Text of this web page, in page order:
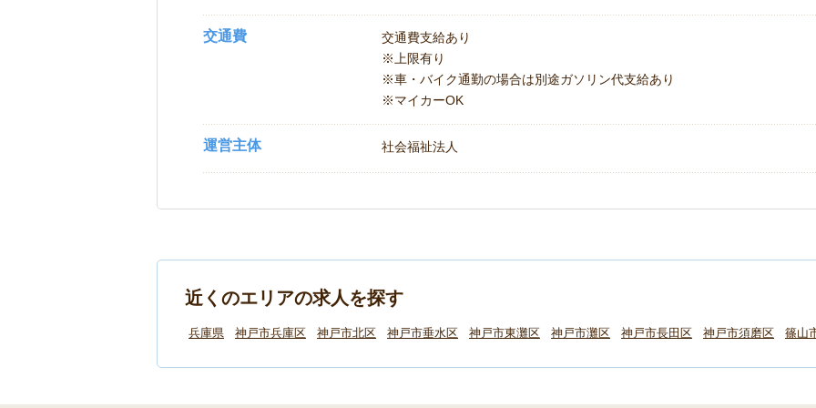
交通費
交通費支給あり
※上限有り
※車・バイク通勤の場合は別途ガソリン代支給あり
※マイカーOK
運営主体 社会福祉法人
近くのエリアの求人を探す
兵庫県 神戸市兵庫区 神戸市北区 神戸市垂水区 神戸市東灘区 神戸市灘区 神戸市長田区 神戸市須磨区 篠山